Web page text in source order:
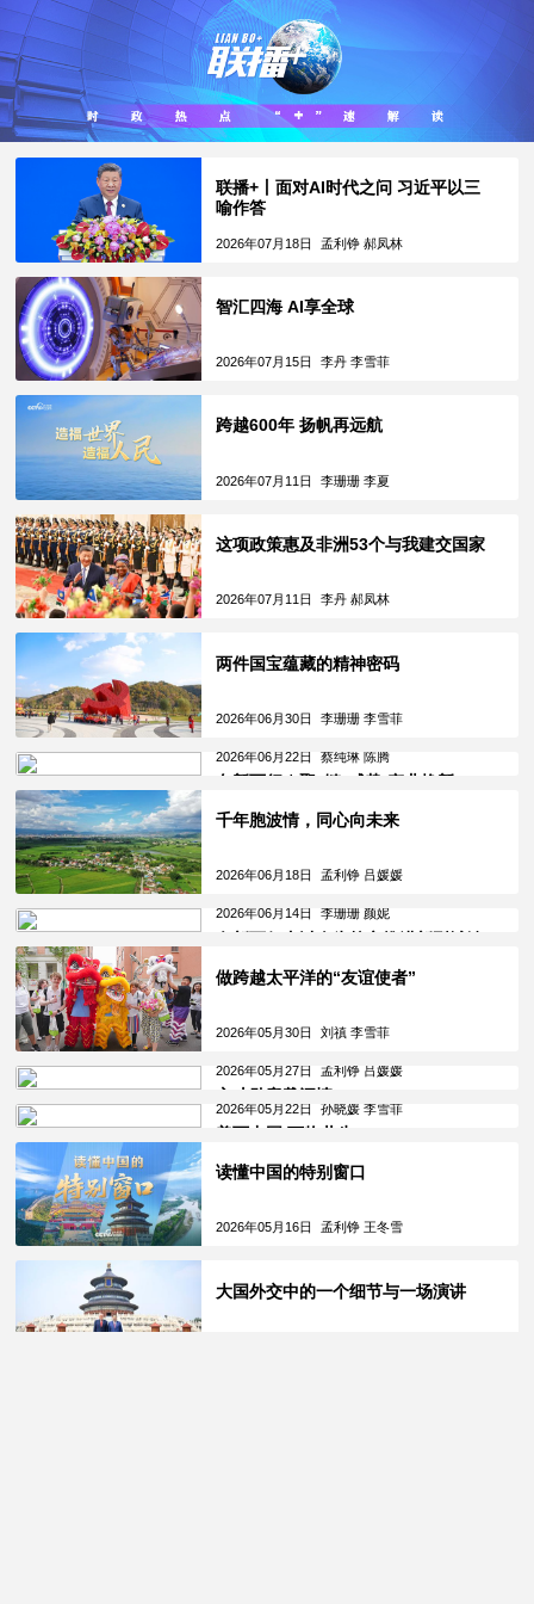
联播+丨面对AI时代之问 习近平以三
喻作答
2026年07月18日 孟利铮 郝凤林
智汇四海 AI享全球
2026年07月15日 李丹 李雪菲
跨越600年 扬帆再远航
2026年07月11日 李珊珊 李夏
这项政策惠及非洲53个与我建交国家
2026年07月11日 李丹 郝凤林
两件国宝蕴藏的精神密码
2026年06月30日 李珊珊 李雪菲
向新而行｜聚“链”成势 产业焕新
2026年06月22日 蔡纯琳 陈腾
千年胞波情，同心向未来
2026年06月18日 孟利铮 吕媛媛
2026年06月14日 李珊珊 颜妮
做跨越太平洋的“友谊使者”
2026年05月30日 刘禛 李雪菲
方寸勋章载深情
2026年05月27日 孟利铮 吕媛媛
美丽中国 万物共生
2026年05月22日 孙晓媛 李雪菲
读懂中国的特别窗口
2026年05月16日 孟利铮 王冬雪
大国外交中的一个细节与一场演讲